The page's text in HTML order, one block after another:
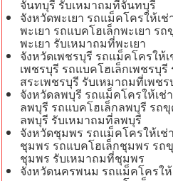
จันทบุรี รับเหมาถมที่จันทบุรี
จังหวัดพะเยา รถแม็คโครให้เ
พะเยา รถแบคโฮเล็กพะเยา ร
พะเยา รับเหมาถมที่พะเยา
จังหวัดเพชรบุรี รถแม็คโครให้
เพชรบุรี รถแบคโฮเล็กเพชรบุ
สระเพชรบุรี รับเหมาถมที่เพชร
จังหวัดลพบุรี รถแม็คโครให้เ
ลพบุรี รถแบคโฮเล็กลพบุรี รถ
ลพบุรี รับเหมาถมที่ลพบุรี
จังหวัดชุมพร รถแม็คโครให้เ
ชุมพร รถแบคโฮเล็กชุมพร รถ
ชุมพร รับเหมาถมที่ชุมพร
จังหวัดนครพนม รถแม็คโครใ